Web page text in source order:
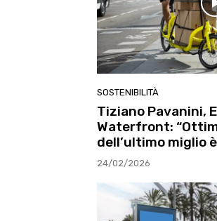
SOSTENIBILITÀ
Tiziano Pavanini,
Waterfront:
dell’ultimo miglio
24/02/2026